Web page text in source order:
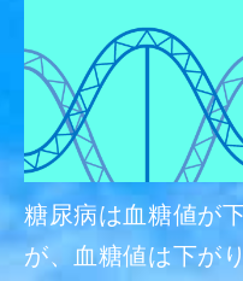
糖尿病は血糖値が
が、血糖値は下が